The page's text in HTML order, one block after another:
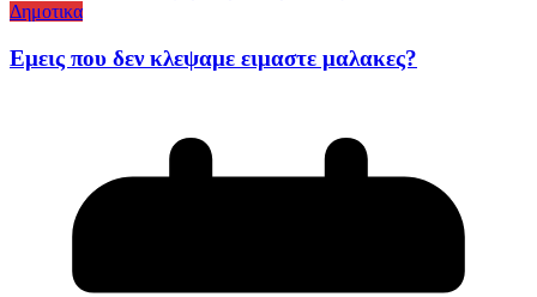
Δημοτικα
Εμεις που δεν κλεψαμε ειμαστε μαλακες?